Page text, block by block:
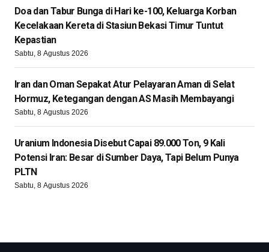
Doa dan Tabur Bunga di Hari ke-100, Keluarga Korban
Kecelakaan Kereta di Stasiun Bekasi Timur Tuntut
Kepastian
Sabtu, 8 Agustus 2026
Iran dan Oman Sepakat Atur Pelayaran Aman di Selat
Hormuz, Ketegangan dengan AS Masih Membayangi
Sabtu, 8 Agustus 2026
Uranium Indonesia Disebut Capai 89.000 Ton, 9 Kali
Potensi Iran: Besar di Sumber Daya, Tapi Belum Punya
PLTN
Sabtu, 8 Agustus 2026